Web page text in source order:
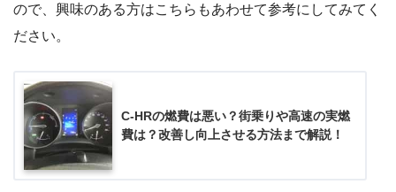
ので、興味のある方はこちらもあわせて参考にしてみてく
ださい。
C-HRの燃費は悪い？街乗りや高速の実燃
費は？改善し向上させる方法まで解説！